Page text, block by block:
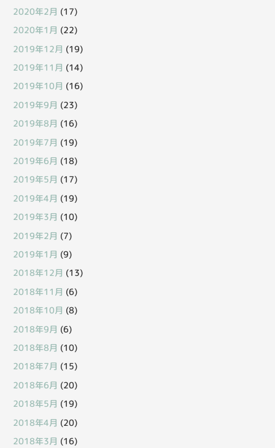
2020年2月 (17)
2020年1月 (22)
2019年12月 (19)
2019年11月 (14)
2019年10月 (16)
2019年9月 (23)
2019年8月 (16)
2019年7月 (19)
2019年6月 (18)
2019年5月 (17)
2019年4月 (19)
2019年3月 (10)
2019年2月 (7)
2019年1月 (9)
2018年12月 (13)
2018年11月 (6)
2018年10月 (8)
2018年9月 (6)
2018年8月 (10)
2018年7月 (15)
2018年6月 (20)
2018年5月 (19)
2018年4月 (20)
2018年3月 (16)